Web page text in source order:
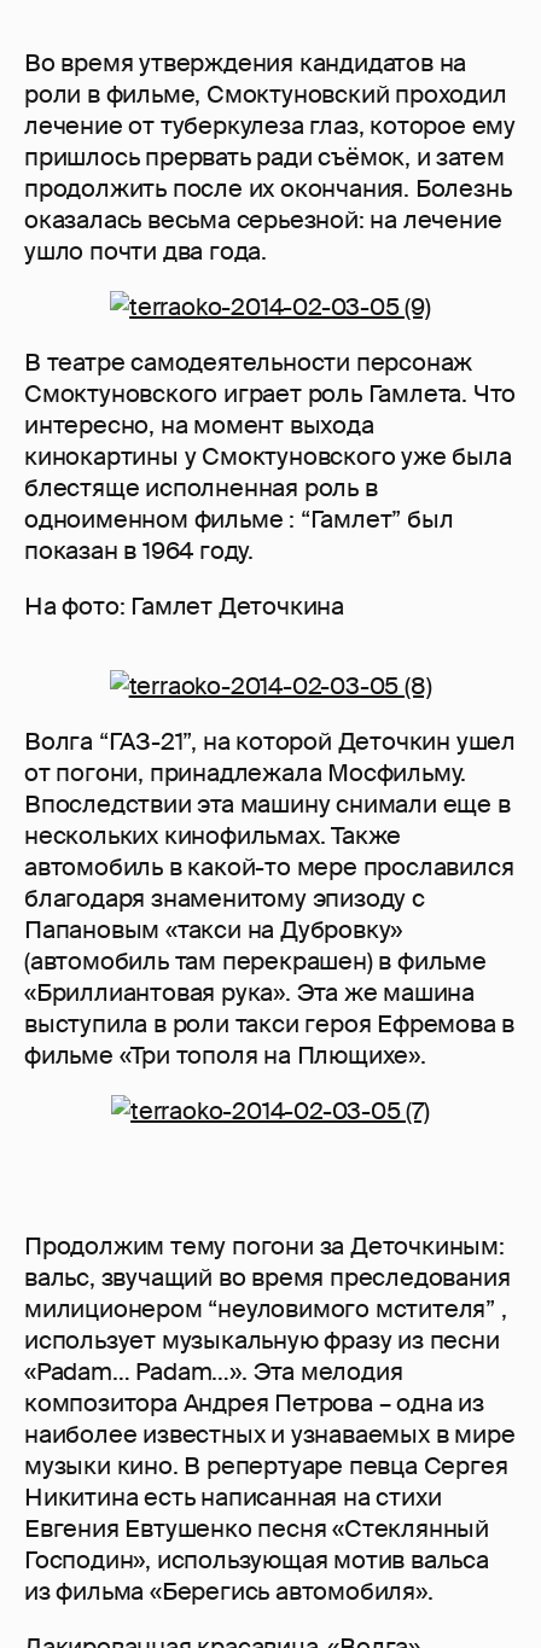
Во время утверждения кандидатов на
роли в фильме, Смоктуновский проходил
лечение от туберкулеза глаз, которое ему
пришлось прервать ради съёмок, и затем
продолжить после их окончания. Болезнь
оказалась весьма серьезной: на лечение
ушло почти два года.
В театре самодеятельности персонаж
Смоктуновского играет роль Гамлета. Что
интересно, на момент выхода
кинокартины у Смоктуновского уже была
блестяще исполненная роль в
одноименном фильме : “Гамлет” был
показан в 1964 году.
На фото: Гамлет Деточкина
Волга “ГАЗ-21”, на которой Деточкин ушел
от погони, принадлежала Мосфильму.
Впоследствии эта машину снимали еще в
нескольких кинофильмах. Также
автомобиль в какой-то мере прославился
благодаря знаменитому эпизоду с
Папановым «такси на Дубровку»
(автомобиль там перекрашен) в фильме
«Бриллиантовая рука». Эта же машина
выступила в роли такси героя Ефремова в
фильме «Три тополя на Плющихе».
Продолжим тему погони за Деточкиным:
вальс, звучащий во время преследования
милиционером “неуловимого мстителя” ,
использует музыкальную фразу из песни
«Padam… Padam…». Эта мелодия
композитора Андрея Петрова – одна из
наиболее известных и узнаваемых в мире
музыки кино. В репертуаре певца Сергея
Никитина есть написанная на стихи
Евгения Евтушенко песня «Стеклянный
Господин», использующая мотив вальса
из фильма «Берегись автомобиля».